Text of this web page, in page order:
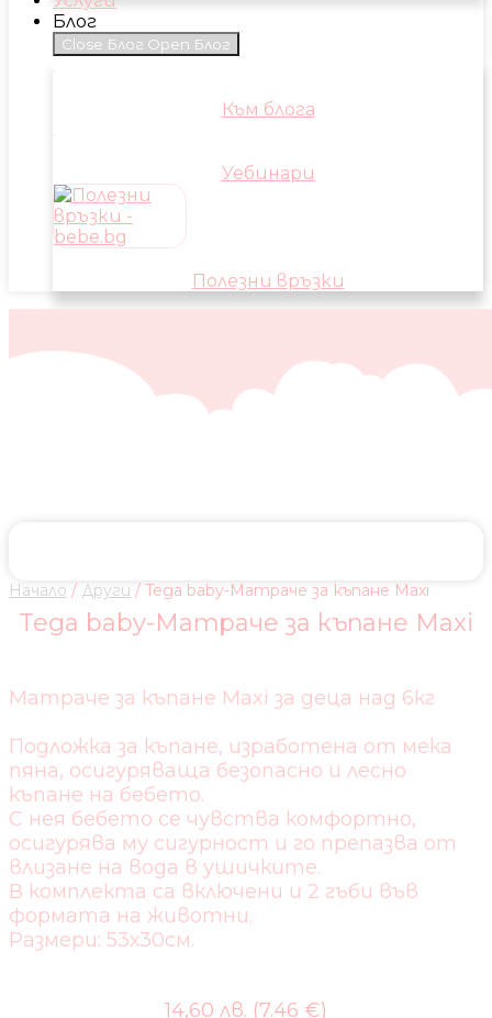
Блог
Close Блог Open Блог
Към блога
Уебинари
Полезни връзки
Начало / Други / Tega baby-Матраче за къпане Maxi
Tega baby-Матраче за къпане Maxi
Матраче за къпане Maxi за деца над 6кг
Подложка за къпане, изработена от мека
пяна, осигуряваща безопасно и лесно
къпане на бебето.
С нея бебето се чувства комфортно,
осигурява му сигурност и го препазва от
влизане на вода в ушичките.
В комплекта са включени и 2 гъби във
формата на животни.
Размери: 53х30см.
14,60 лв. (7.46 €)